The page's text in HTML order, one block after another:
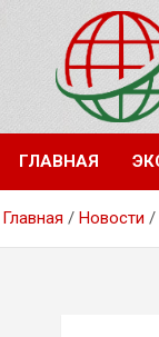
содержимому
ГЛАВНАЯ
Главная Новости